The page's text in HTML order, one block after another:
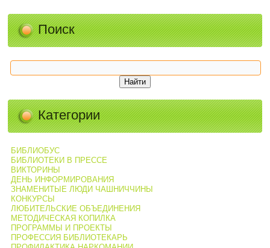
Поиск
Категории
БИБЛИОБУС
БИБЛИОТЕКИ В ПРЕССЕ
ВИКТОРИНЫ
ДЕНЬ ИНФОРМИРОВАНИЯ
ЗНАМЕНИТЫЕ ЛЮДИ ЧАШНИЧЧИНЫ
КОНКУРСЫ
ЛЮБИТЕЛЬСКИЕ ОБЪЕДИНЕНИЯ
МЕТОДИЧЕСКАЯ КОПИЛКА
ПРОГРАММЫ И ПРОЕКТЫ
ПРОФЕССИЯ БИБЛИОТЕКАРЬ